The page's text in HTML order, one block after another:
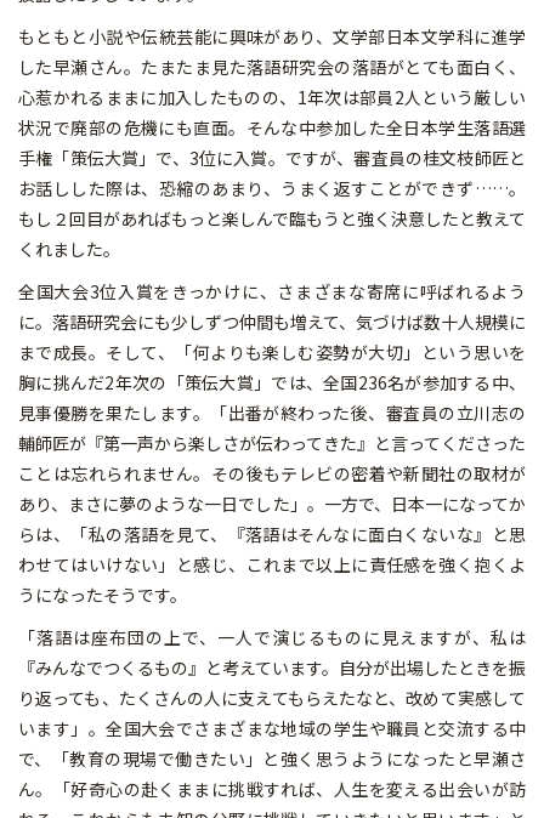
もともと小説や伝統芸能に興味があり、文学部日本文学科に進学
した早瀬さん。たまたま見た落語研究会の落語がとても面白く、
心惹かれるままに加入したものの、1年次は部員2人という厳しい
状況で廃部の危機にも直面。そんな中参加した全日本学生落語選
手権「策伝大賞」で、3位に入賞。ですが、審査員の桂文枝師匠と
お話しした際は、恐縮のあまり、うまく返すことができず……。
もし２回目があればもっと楽しんで臨もうと強く決意したと教えて
くれました。
全国大会3位入賞をきっかけに、さまざまな寄席に呼ばれるよう
に。落語研究会にも少しずつ仲間も増えて、気づけば数十人規模に
まで成長。そして、「何よりも楽しむ姿勢が大切」という思いを
胸に挑んだ2年次の「策伝大賞」では、全国236名が参加する中、
見事優勝を果たします。「出番が終わった後、審査員の立川志の
輔師匠が『第一声から楽しさが伝わってきた』と言ってくださった
ことは忘れられません。その後もテレビの密着や新聞社の取材が
あり、まさに夢のような一日でした」。一方で、日本一になってか
らは、「私の落語を見て、『落語はそんなに面白くないな』と思
わせてはいけない」と感じ、これまで以上に責任感を強く抱くよ
うになったそうです。
「落語は座布団の上で、一人で演じるものに見えますが、私は
『みんなでつくるもの』と考えています。自分が出場したときを振
り返っても、たくさんの人に支えてもらえたなと、改めて実感して
います」。全国大会でさまざまな地域の学生や職員と交流する中
で、「教育の現場で働きたい」と強く思うようになったと早瀬さ
ん。「好奇心の赴くままに挑戦すれば、人生を変える出会いが訪